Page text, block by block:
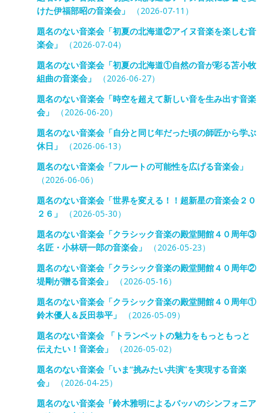
けた伊福部昭の音楽会」
（2026-07-11）
題名のない音楽会「初夏の北海道②アイヌ音楽を楽しむ音
楽会」
（2026-07-04）
題名のない音楽会「初夏の北海道①自然の音が彩る苫小牧
組曲の音楽会」
（2026-06-27）
題名のない音楽会「時空を超えて新しい音を生み出す音楽
会」
（2026-06-20）
題名のない音楽会「自分と同じ年だった頃の師匠から学ぶ
休日」
（2026-06-13）
題名のない音楽会「フルートの可能性を広げる音楽会」
（2026-06-06）
題名のない音楽会「世界を変える！！超新星の音楽会２０
２６」
（2026-05-30）
題名のない音楽会「クラシック音楽の殿堂開館４０周年③
名匠・小林研一郎の音楽会」
（2026-05-23）
題名のない音楽会「クラシック音楽の殿堂開館４０周年②
堤剛が贈る音楽会」
（2026-05-16）
題名のない音楽会「クラシック音楽の殿堂開館４０周年①
鈴木優人＆反田恭平」
（2026-05-09）
題名のない音楽会 「トランペットの魅力をもっともっと
伝えたい！音楽会」
（2026-05-02）
題名のない音楽会「いま“挑みたい共演”を実現する音楽
会」
（2026-04-25）
題名のない音楽会「鈴木雅明によるバッハのシンフォニア